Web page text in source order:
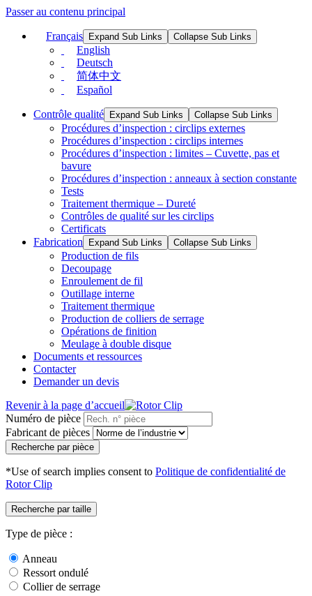
Passer au contenu principal
Français Expand Sub Links Collapse Sub Links
English
Deutsch
简体中文
Español
Contrôle qualité Expand Sub Links Collapse Sub Links
Procédures d’inspection : circlips externes
Procédures d’inspection : circlips internes
Procédures d’inspection : limites – Cuvette, pas et
bavure
Procédures d’inspection : anneaux à section constante
Tests
Traitement thermique – Dureté
Contrôles de qualité sur les circlips
Certificats
Fabrication
Expand Sub Links Collapse Sub Links
Production de fils
Decoupage
Enroulement de fil
Outillage interne
Traitement thermique
Production de colliers de serrage
Opérations de finition
Meulage à double disque
Documents et ressources
Contacter
Demander un devis
Revenir à la page d’accueil
Numéro de pièce
Fabricant de pièces
Recherche par pièce
*Use of search implies consent to Politique de confidentialité de
Rotor Clip
Recherche par taille
Type de pièce :
Anneau
Ressort ondulé
Collier de serrage